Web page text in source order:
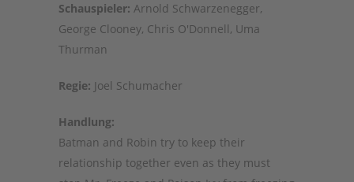
Schauspieler: Arnold Schwarzenegger,
George Clooney, Chris O'Donnell, Uma
Thurman
Regie: Joel Schumacher
Handlung:
Batman and Robin try to keep their
relationship together even as they must